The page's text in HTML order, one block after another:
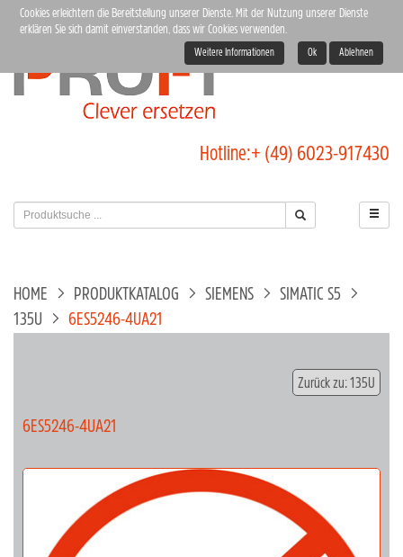
Hotline:+ (49) 6023-917430
HOME PRODUKTKATALOG SIEMENS
SIMATIC S5
135U
6ES5246-4UA21
Zurück zu: 135U
6ES5246-4UA21
Cookies erleichtern die Bereitstellung unserer Dienste. Mit der Nutzung unserer Dienste
erklären Sie sich damit einverstanden, dass wir Cookies verwenden.
Weitere Informationen Ok Ablehnen